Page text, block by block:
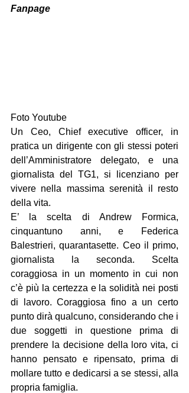
Fanpage
Foto Youtube
Un Ceo, Chief executive officer, in
pratica un dirigente con gli stessi poteri
dell’Amministratore delegato, e una
giornalista del TG1, si licenziano per
vivere nella massima serenità il resto
della vita.
E’ la scelta di Andrew Formica,
cinquantuno anni, e Federica
Balestrieri, quarantasette. Ceo il primo,
giornalista la seconda. Scelta
coraggiosa in un momento in cui non
c’è più la certezza e la solidità nei posti
di lavoro. Coraggiosa fino a un certo
punto dirà qualcuno, considerando che i
due soggetti in questione prima di
prendere la decisione della loro vita, ci
hanno pensato e ripensato, prima di
mollare tutto e dedicarsi a se stessi, alla
propria famiglia.